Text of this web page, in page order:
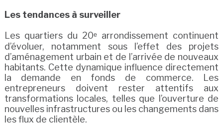
Les tendances à surveiller
Les quartiers du 20ᵉ arrondissement continuent
d’évoluer, notamment sous l’effet des projets
d’aménagement urbain et de l’arrivée de nouveaux
habitants. Cette dynamique influence directement
la demande en fonds de commerce. Les
entrepreneurs doivent rester attentifs aux
transformations locales, telles que l’ouverture de
nouvelles infrastructures ou les changements dans
les flux de clientèle.